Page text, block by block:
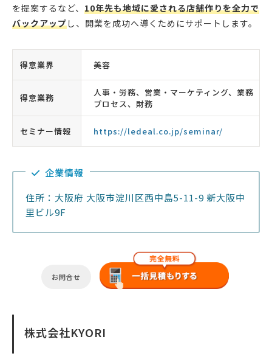
を提案するなど、 10年先も地域に愛される店舗作りを全力で
バックアップし、開業を成功へ導くためにサポートします。
得意業界 美容
得意業務
人事・労務、営業・マーケティング、業務
プロセス、財務
セミナー情報 https://ledeal.co.jp/seminar/
企業情報
住所：大阪府 大阪市淀川区西中島5-11-9 新大阪中
里ビル9F
お問合せ
株式会社KYORI